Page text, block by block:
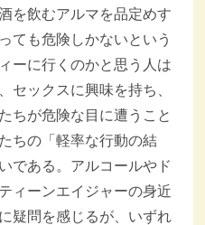
を飲むアルマを品定めす
ても危険しかないという
ーに行くのかと思う人は
セックスに興味を持ち、
ちが危険な目に遭うこと
ちの「軽率な行動の結
である。アルコールやド
ィーンエイジャーの身近
疑問を感じるが、いずれ